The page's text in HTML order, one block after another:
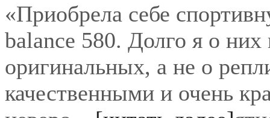
«Приобрела себе
balance 580. Долго я о
оригинальных, а не о
качественными и очень